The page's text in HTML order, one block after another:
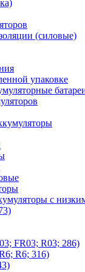
(силовые)
упаковке
с
FR03; R03; 286)
R6; 316)